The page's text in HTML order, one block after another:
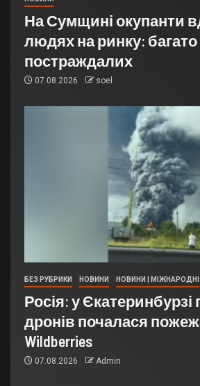
На Сумщині окупанти
людях на ринку: багато
постраждалих
07.08.2026 soel
БЕЗ РУБРИКИ НОВИНИ НОВИНИ | МІЖНАРОДНІ
Росія: у Єкатеринбурзі
дронів почалася
Wildberries
07.08.2026 Admin